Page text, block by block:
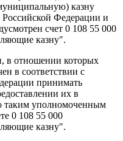
казну
Федерации и
счет 0 108 55 000
казну".
в отношении которых
в соответствии с
принимать
их в
таким уполномоченным
0 108 55 000
казну".